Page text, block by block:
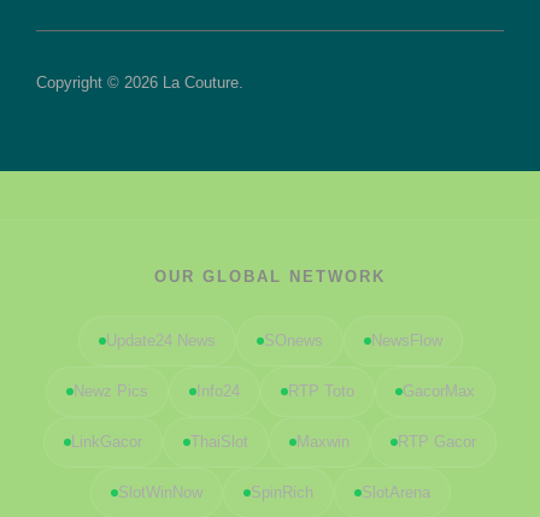
Copyright © 2026 La Couture.
OUR GLOBAL NETWORK
Update24 News SOnews NewsFlow
Newz Pics Info24 RTP Toto GacorMax
LinkGacor ThaiSlot Maxwin RTP Gacor
SlotWinNow SpinRich SlotArena